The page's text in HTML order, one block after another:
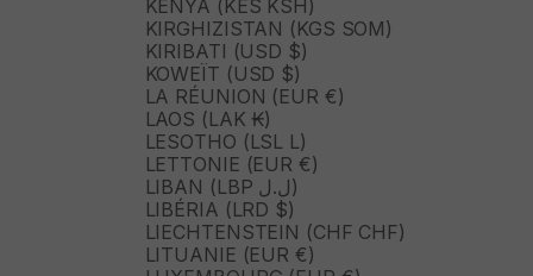
KENYA (KES KSH)
KIRGHIZISTAN (KGS SOM)
KIRIBATI (USD $)
KOWEÏT (USD $)
LA RÉUNION (EUR €)
LAOS (LAK ₭)
LESOTHO (LSL L)
LETTONIE (EUR €)
LIBAN (LBP ل.ل)
LIBÉRIA (LRD $)
LIECHTENSTEIN (CHF CHF)
LITUANIE (EUR €)